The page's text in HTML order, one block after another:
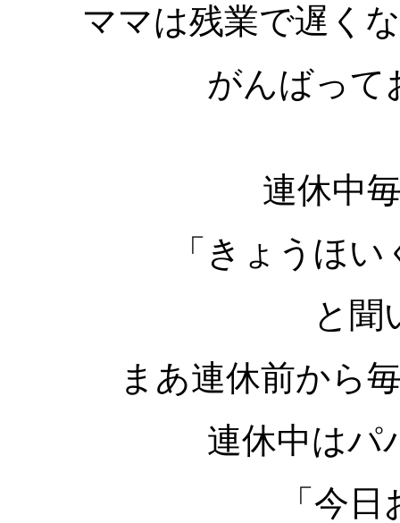
ママは残業で遅く
がんばって
連休中
「きょうほ
と聞
まあ連休前から
連休中はパ
「今